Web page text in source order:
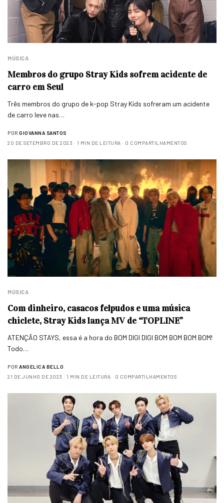
MÚSICA
Membros do grupo Stray Kids sofrem acidente de
carro em Seul
Três membros do grupo de k-pop Stray Kids sofreram um acidente
de carro leve nas…
POR GIOVANNA SANTOS
20 DE SETEMBRO DE 2023
1 MIN DE LEITURA 0 COMPARTILHAMENTOS
MÚSICA
Com dinheiro, casacos felpudos e uma música
chiclete, Stray Kids lança MV de “TOPLINE”
ATENÇÃO STAYS, essa é a hora do BOM DIGI DIGI BOM BOM BOM BOM!
Todo…
POR ANGELICA BELLO
21 DE JUNHO DE 2023
1 MIN DE LEITURA 0 COMPARTILHAMENTOS